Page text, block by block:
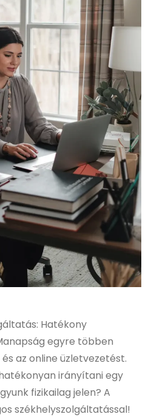
Hatékony
egyre többen
az online üzletvezetést.
irányítani egy
fizikailag jelen? A
székhelyszolgáltatással!